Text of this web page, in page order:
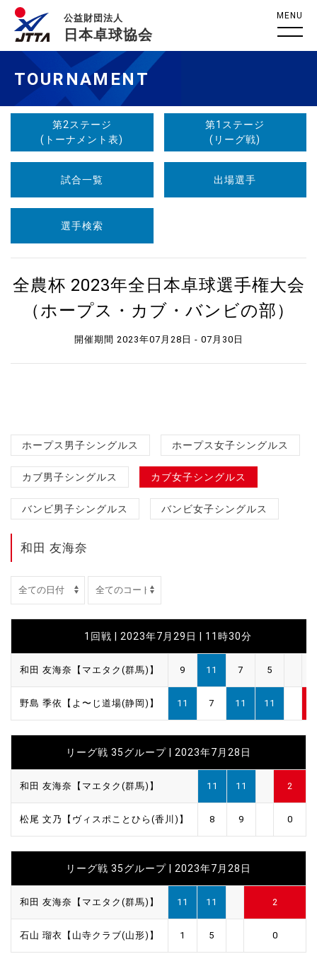
公益財団法人
日本卓球協会
MENU
TOURNAMENT
第2ステージ
(トーナメント表)
第1ステージ
(リーグ戦)
試合一覧 出場選手
選手検索
全農杯 2023年全日本卓球選手権大会
（ホープス・カブ・バンビの部）
開催期間 2023年07月28日 - 07月30日
ホープス男子シングルス ホープス女子シングルス
カブ男子シングルス カブ女子シングルス
バンビ男子シングルス バンビ女子シングルス
和田 友海奈
1回戦 | 2023年7月29日 | 11時30分
和田 友海奈【マエタク(群馬)】 9 11 7 5
野島 季依【よ〜じ道場(静岡)】 11 7 11 11
リーグ戦 35グループ | 2023年7月28日
和田 友海奈【マエタク(群馬)】 11 11 2
松尾 文乃【ヴィスポことひら(香川)】 8 9 0
リーグ戦 35グループ | 2023年7月28日
和田 友海奈【マエタク(群馬)】 11 11 2
石山 瑠衣【山寺クラブ(山形)】 1 5 0